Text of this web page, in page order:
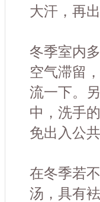
大汗，再
冬季室内
空气滞留
流一下。
中，洗手
免出入公共
在冬季若
汤，具有